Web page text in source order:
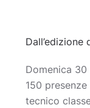
Domenica
150
tecnico